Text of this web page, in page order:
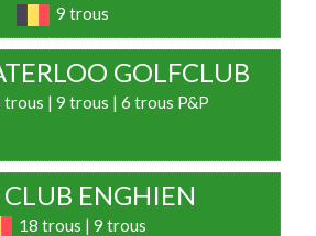
9 trous
GOLFCLUB
trous | 9 trous | 6 trous P&P
ENGHIEN
18 trous | 9 trous